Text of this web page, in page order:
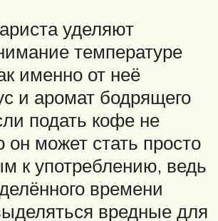
уделяют
температуре
именно от неё
и аромат бодрящего
подать кофе не
он может стать просто
к употреблению, ведь
времени
вредные для